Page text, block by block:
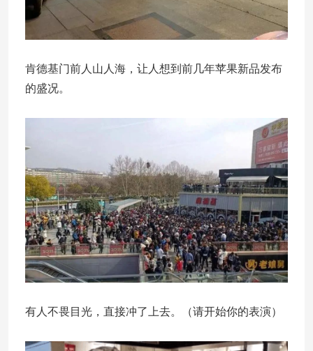
肯德基门前人山人海，让人想到前几年苹果新品发布
的盛况。
有人不畏目光，直接冲了上去。（请开始你的表演）